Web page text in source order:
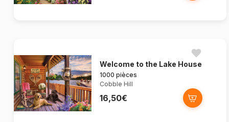
Welcome to the Lake House
1000 pièces
Cobble Hill
16,50€